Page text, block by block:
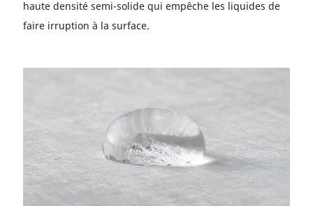
haute densité semi-solide qui empêche les liquides de
faire irruption à la surface.